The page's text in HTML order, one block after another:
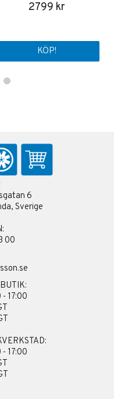
2799 kr
KÖP!
6
Sverige
00
17:00
17:00